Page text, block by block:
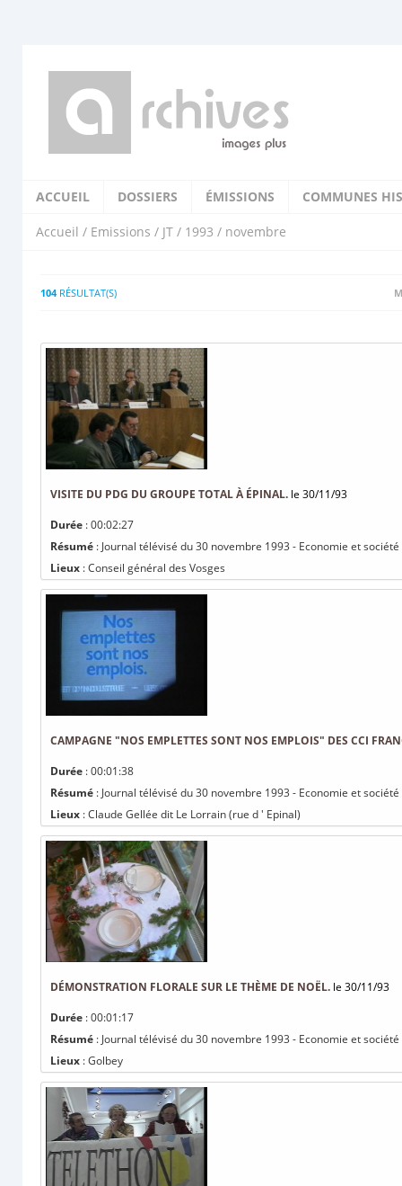
ACCUEIL DOSSIERS ÉMISSIONS COMMUNES
Accueil / Emissions / JT / 1993 / novembre
104RÉSULTAT(S)
VISITE DU PDG DU GROUPE TOTAL À ÉPINAL. le 30/11/93
Durée : 00:02:27
Résumé : Journal télévisé du 30 novembre 1993 - Economie et
Lieux : Conseil général des Vosges
CAMPAGNE "NOS EMPLETTES SONT NOS EMPLOIS" DES CCI
Durée : 00:01:38
Résumé : Journal télévisé du 30 novembre 1993 - Economie et
Lieux : Claude Gellée dit Le Lorrain (rue d ' Epinal)
DÉMONSTRATION FLORALE SUR LE THÈME DE NOËL. le 30/11/93
Durée : 00:01:17
Résumé : Journal télévisé du 30 novembre 1993 - Economie et
Lieux : Golbey